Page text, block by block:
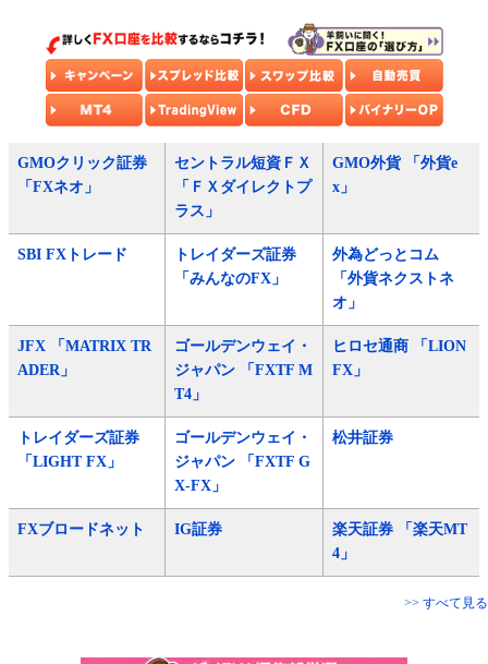
GMOクリック証券
「FXネオ」
セントラル短資ＦＸ
「ＦＸダイレクトプ
ラス」
GMO外貨 「外貨e
x」
SBI FXトレード
トレイダーズ証券
「みんなのFX」
外為どっとコム
「外貨ネクストネ
オ」
JFX 「MATRIX TR
ADER」
ゴールデンウェイ・
ジャパン 「FXTF M
T4」
ヒロセ通商 「LION
FX」
トレイダーズ証券
「LIGHT FX」
ゴールデンウェイ・
ジャパン 「FXTF G
X-FX」
松井証券
FXブロードネット IG証券
楽天証券 「楽天MT
4」
>> すべて見る